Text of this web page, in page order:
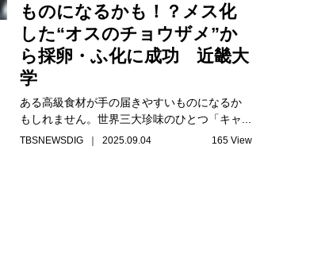
ものになるかも！？メス化
した“オスのチョウザメ”か
ら採卵・ふ化に成功 近畿大
学
ある高級食材が手の届きやすいものになるか
もしれません。世界三大珍味のひとつ「キャ...
TBSNEWSDIG ｜ 2025.09.04 165 View